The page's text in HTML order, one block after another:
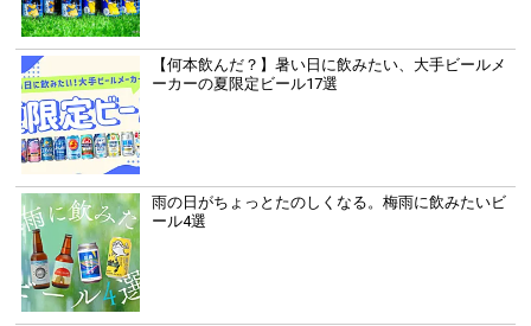
【何本飲んだ？】暑い日に飲みたい、大手ビールメ
ーカーの夏限定ビール17選
雨の日がちょっとたのしくなる。梅雨に飲みたいビ
ール4選